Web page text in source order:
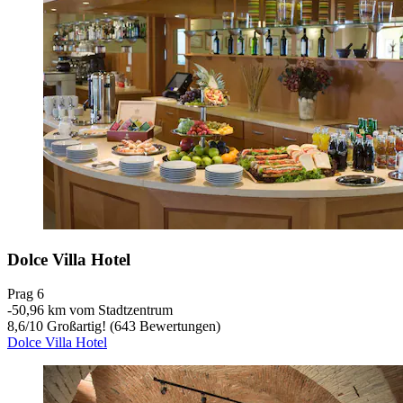
Dolce Villa Hotel
Prag 6
‐50,96 km vom Stadtzentrum
8,6/10 Großartig! (643 Bewertungen)
Dolce Villa Hotel